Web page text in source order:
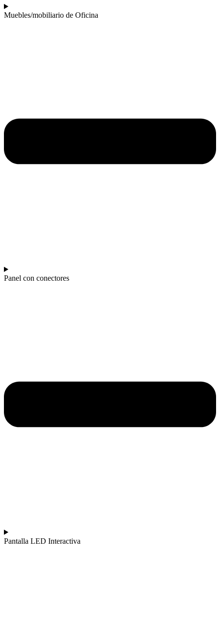
Muebles/mobiliario de Oficina
Panel con conectores
Pantalla LED Interactiva